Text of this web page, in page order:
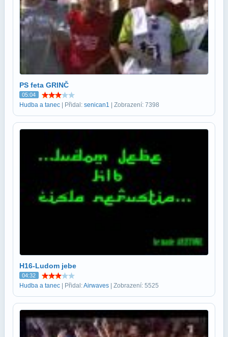
PS feta GRINČ
05:04
Hudba a tanec | Přidal: senican1 | Zobrazení: 7398
H16-Ludom jebe
04:32
Hudba a tanec | Přidal:Airwaves | Zobrazení: 5525